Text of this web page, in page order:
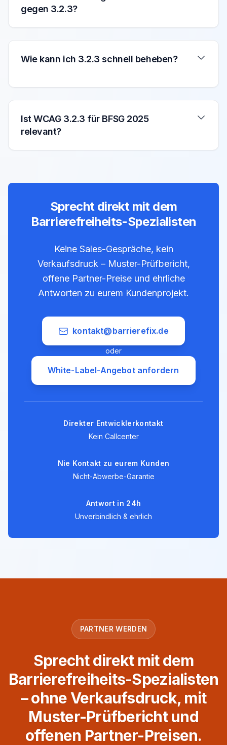
gegen 3.2.3?
Wie kann ich 3.2.3 schnell beheben?
Ist WCAG 3.2.3 für BFSG 2025
relevant?
Sprecht direkt mit dem
Barrierefreiheits-Spezialisten
Keine Sales-Gespräche, kein
Verkaufsdruck – Muster-Prüfbericht,
offene Partner-Preise und ehrliche
Antworten zu eurem Kundenprojekt.
kontakt@barrierefix.de
oder
White-Label-Angebot anfordern
Direkter Entwicklerkontakt
Kein Callcenter
Nie Kontakt zu eurem Kunden
Nicht-Abwerbe-Garantie
Antwort in 24h
Unverbindlich & ehrlich
PARTNER WERDEN
Sprecht direkt mit dem
Barrierefreiheits-Spezialisten
– ohne Verkaufsdruck, mit
Muster-Prüfbericht und
offenen Partner-Preisen.